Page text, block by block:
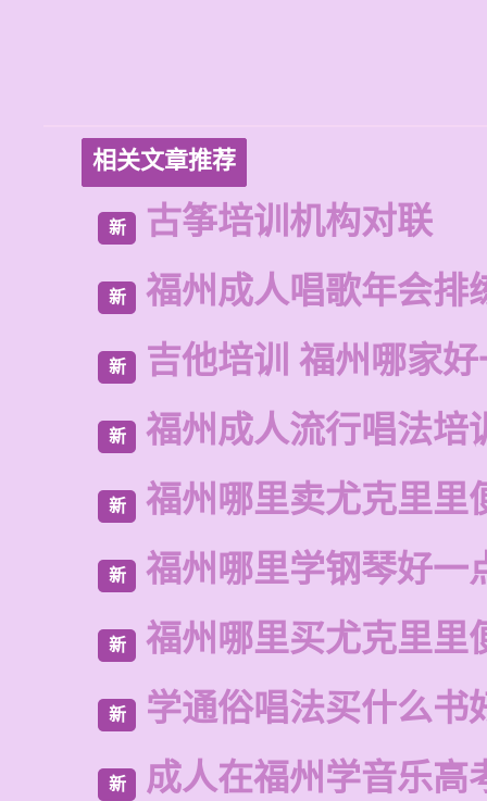
相关文章推荐
新 古筝培训机构对联
新 福州成人唱歌年会排
新 吉他培训 福州哪家
新 福州成人流行唱法培
新 福州哪里卖尤克里里
新 福州哪里学钢琴好一
新 福州哪里买尤克里里
新 学通俗唱法买什么书
新 成人在福州学音乐高